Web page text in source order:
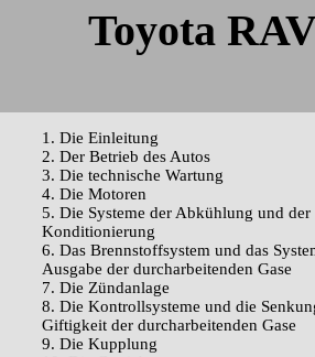
Toyota
1. Die Einleitung
2. Der Betrieb des Autos
3. Die technische Wartung
4. Die Motoren
5. Die Systeme der Abkühlung und der
Konditionierung
6. Das Brennstoffsystem und das
Ausgabe der durcharbeitenden Gase
7. Die Zündanlage
8. Die Kontrollsysteme und die
Giftigkeit der durcharbeitenden Gase
9. Die Kupplung